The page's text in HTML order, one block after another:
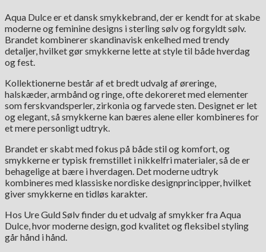
Aqua Dulce er et dansk smykkebrand, der er kendt for at skabe
moderne og feminine designs i sterling sølv og forgyldt sølv.
Brandet kombinerer skandinavisk enkelhed med trendy
detaljer, hvilket gør smykkerne lette at style til både hverdag
og fest.
Kollektionerne består af et bredt udvalg af øreringe,
halskæder, armbånd og ringe, ofte dekoreret med elementer
som ferskvandsperler, zirkonia og farvede sten. Designet er let
og elegant, så smykkerne kan bæres alene eller kombineres for
et mere personligt udtryk.
Brandet er skabt med fokus på både stil og komfort, og
smykkerne er typisk fremstillet i nikkelfri materialer, så de er
behagelige at bære i hverdagen. Det moderne udtryk
kombineres med klassiske nordiske designprincipper, hvilket
giver smykkerne en tidløs karakter.
Hos Ure Guld Sølv finder du et udvalg af smykker fra Aqua
Dulce, hvor moderne design, god kvalitet og fleksibel styling
går hånd i hånd.